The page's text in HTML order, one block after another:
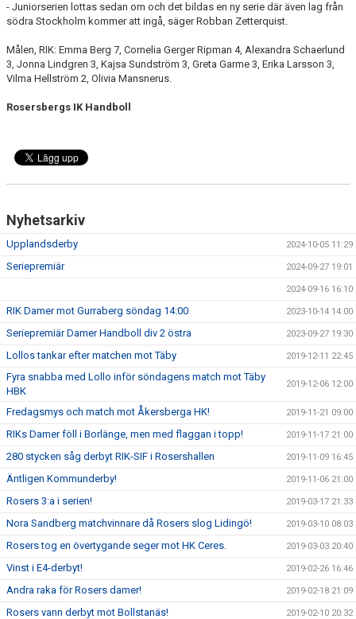
- Juniorserien lottas sedan om och det bildas en ny serie där även lag från
södra Stockholm kommer att ingå, säger Robban Zetterquist.
Målen, RIK: Emma Berg 7, Cornelia Gerger Ripman 4, Alexandra Schaerlund
3, Jonna Lindgren 3, Kajsa Sundström 3, Greta Garme 3, Erika Larsson 3,
Vilma Hellström 2, Olivia Mansnerus.
Rosersbergs IK Handboll
Nyhetsarkiv
Upplandsderby 2024-10-05 11:29
Seriepremiär 2024-09-27 19:01
2024-09-16 16:10
RIK Damer mot Gurraberg söndag 14:00 2023-10-14 14:00
Seriepremiär Damer Handboll div 2 östra 2023-09-27 19:30
Lollos tankar efter matchen mot Täby 2019-12-11 22:45
Fyra snabba med Lollo inför söndagens match mot Täby
HBK
2019-12-06 12:00
Fredagsmys och match mot Åkersberga HK! 2019-11-21 09:00
RIKs Damer föll i Borlänge, men med flaggan i topp! 2019-11-17 21:00
280 stycken såg derbyt RIK-SIF i Rosershallen 2019-11-09 16:45
Äntligen Kommunderby! 2019-11-06 21:00
Rosers 3:a i serien! 2019-03-17 21:33
Nora Sandberg matchvinnare då Rosers slog Lidingö! 2019-03-10 08:03
Rosers tog en övertygande seger mot HK Ceres. 2019-03-03 20:40
Vinst i E4-derbyt! 2019-02-26 16:46
Andra raka för Rosers damer! 2019-02-18 21:09
Rosers vann derbyt mot Bollstanäs! 2019-02-10 20:32